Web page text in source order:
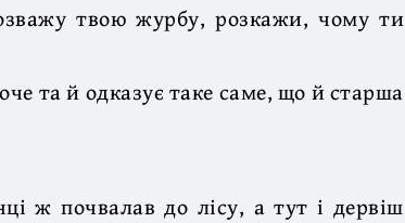
твою журбу, розкажи, чому ти
та й одказує таке саме, що й старша
ж почвалав до лісу, а тут і дервіш